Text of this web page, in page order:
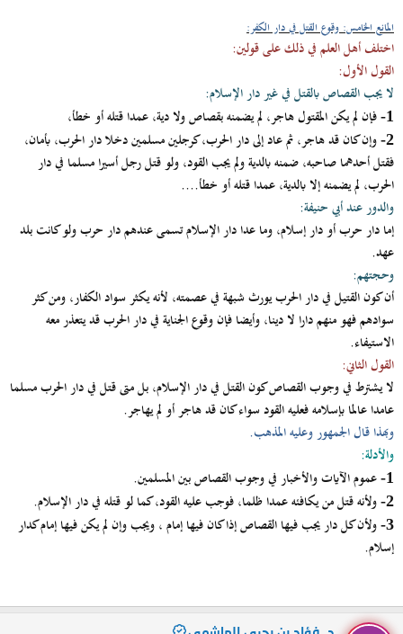
المانع الخامس: وقوع القتل في دار الكفر:
اختلف أهل العلم في ذلك على قولين:
القول الأول:
لا يجب القصاص بالقتل في غير دار الإسلام:
1- فإن لم يكن المقتول هاجر، لم يضمنه بقصاص ولا دية، عمدا قتله أو خطأ،
2- وإن كان قد هاجر، ثم عاد إلى دار الحرب، كرجلين مسلمين دخلا دار الحرب، بأمان،
فقتل أحدهما صاحبه، ضمنه بالدية ولم يجب القود، ولو قتل رجل أسيرا مسلما في دار
الحرب، لم يضمنه إلا بالدية، عمدا قتله أو خطأ....
والدور عند أبي حنيفة:
إما دار حرب أو دار إسلام، وما عدا دار الإسلام تسمى عندهم دار حرب ولو كانت بلد
عهد.
وحجتهم:
أن كون القتيل في دار الحرب يورث شبهة في عصمته، لأنه يكثر سواد الكفار، ومن كثر
سوادهم فهو منهم دارا لا دينا، وأيضا فإن وقوع الجناية في دار الحرب قد يتعذر معه
الاستيفاء.
القول الثاني:
لا يشترط في وجوب القصاص كون القتل في دار الإسلام، بل متى قتل في دار الحرب مسلما
عامدا عالما بإسلامه فعليه القود سواء كان قد هاجر أو لم يهاجر.
وبهذا قال الجمهور وعليه المذهب.
والأدلة:
1- عموم الآيات والأخبار في وجوب القصاص بين المسلمين.
2- ولأنه قتل من يكافئه عمدا ظلما، فوجب عليه القود، كما لو قتله في دار الإسلام.
3- ولأن كل دار يجب فيها القصاص إذا كان فيها إمام ، ويجب وإن لم يكن فيها إمام كدار
إسلام.